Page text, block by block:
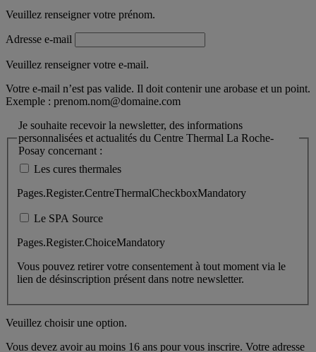
Veuillez renseigner votre prénom.
Adresse e-mail
Veuillez renseigner votre e-mail.
Votre e-mail n’est pas valide. Il doit contenir une arobase et un point.
Exemple : prenom.nom@domaine.com
Je souhaite recevoir la newsletter, des informations
personnalisées et actualités du Centre Thermal La Roche-
Posay concernant :
Les cures thermales
Pages.Register.CentreThermalCheckboxMandatory
Le SPA Source
Pages.Register.ChoiceMandatory
Vous pouvez retirer votre consentement à tout moment via le
lien de désinscription présent dans notre newsletter.
Veuillez choisir une option.
Vous devez avoir au moins 16 ans pour vous inscrire. Votre adresse